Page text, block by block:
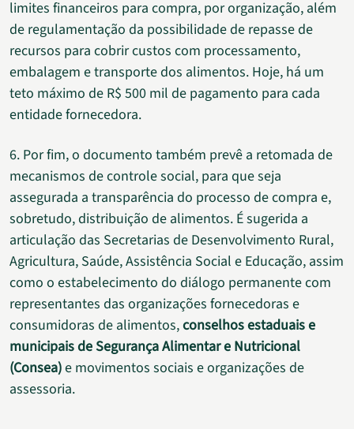
limites financeiros para compra, por organização, além
de regulamentação da possibilidade de repasse de
recursos para cobrir custos com processamento,
embalagem e transporte dos alimentos. Hoje, há um
teto máximo de R$ 500 mil de pagamento para cada
entidade fornecedora.
6. Por fim, o documento também prevê a retomada de
mecanismos de controle social, para que seja
assegurada a transparência do processo de compra e,
sobretudo, distribuição de alimentos. É sugerida a
articulação das Secretarias de Desenvolvimento Rural,
Agricultura, Saúde, Assistência Social e Educação, assim
como o estabelecimento do diálogo permanente com
representantes das organizações fornecedoras e
consumidoras de alimentos,conselhos estaduais e
municipais de Segurança Alimentar e Nutricional
(Consea)e movimentos sociais e organizações de
assessoria.